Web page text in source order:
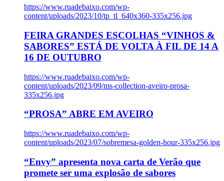
https://www.ruadebaixo.com/wp-
content/uploads/2023/10/tp_tl_640x360-335x256.jpg
FEIRA GRANDES ESCOLHAS “VINHOS &
SABORES” ESTÁ DE VOLTA À FIL DE 14 A
16 DE OUTUBRO
https://www.ruadebaixo.com/wp-
content/uploads/2023/09/ms-collection-aveiro-prosa-
335x256.jpg
“PROSA” ABRE EM AVEIRO
https://www.ruadebaixo.com/wp-
content/uploads/2023/07/sobremesa-golden-hour-335x256.jpg
“Envy” apresenta nova carta de Verão que
promete ser uma explosão de sabores